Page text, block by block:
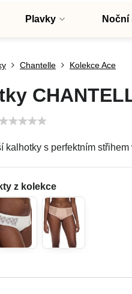
Plavky Noční
Chantelle Kolekce Ace
kalhotky s perfektním